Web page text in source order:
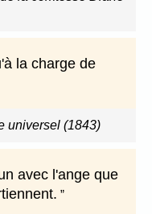
la charge de
universel (1843)
avec l'ange que